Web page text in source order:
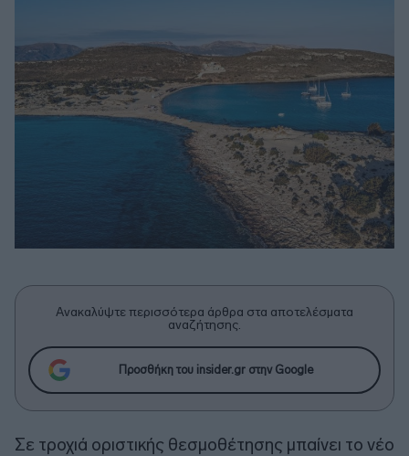
Ανακαλύψτε περισσότερα άρθρα στα αποτελέσματα
αναζήτησης.
Προσθήκη του insider.gr στην Google
Σε τροχιά οριστικής θεσμοθέτησης μπαίνει το νέο